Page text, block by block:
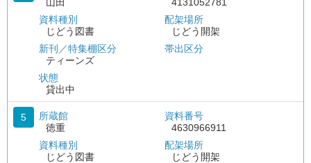
資料種別
じどう図書
新刊／特集棚区分
ティーンズ
状態
貸出中
配架場所
じどう開架
帯出区分
5
所蔵館
徳重
資料種別
じどう図書
資料番号
4630966911
配架場所
じどう開架